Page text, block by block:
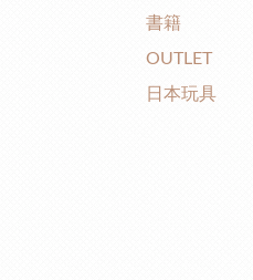
書籍
OUTLET
日本玩具